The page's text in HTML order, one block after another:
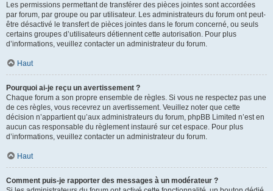
Les permissions permettant de transférer des pièces jointes sont accordées
par forum, par groupe ou par utilisateur. Les administrateurs du forum ont peut-
être désactivé le transfert de pièces jointes dans le forum concerné, ou seuls
certains groupes d’utilisateurs détiennent cette autorisation. Pour plus
d’informations, veuillez contacter un administrateur du forum.
Haut
Pourquoi ai-je reçu un avertissement ?
Chaque forum a son propre ensemble de règles. Si vous ne respectez pas une
de ces règles, vous recevrez un avertissement. Veuillez noter que cette
décision n’appartient qu’aux administrateurs du forum, phpBB Limited n’est en
aucun cas responsable du règlement instauré sur cet espace. Pour plus
d’informations, veuillez contacter un administrateur du forum.
Haut
Comment puis-je rapporter des messages à un modérateur ?